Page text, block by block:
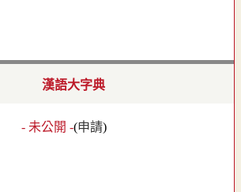
漢語大字典
- 未公開 -(申請)